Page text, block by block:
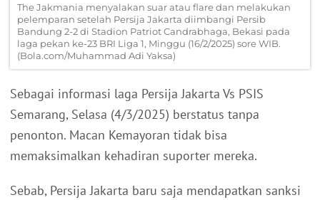
The Jakmania menyalakan suar atau flare dan melakukan
pelemparan setelah Persija Jakarta diimbangi Persib
Bandung 2-2 di Stadion Patriot Candrabhaga, Bekasi pada
laga pekan ke-23 BRI Liga 1, Minggu (16/2/2025) sore WIB.
(Bola.com/Muhammad Adi Yaksa)
Sebagai informasi laga Persija Jakarta Vs PSIS
Semarang, Selasa (4/3/2025) berstatus tanpa
penonton. Macan Kemayoran tidak bisa
memaksimalkan kehadiran suporter mereka.
Sebab, Persija Jakarta baru saja mendapatkan sanksi